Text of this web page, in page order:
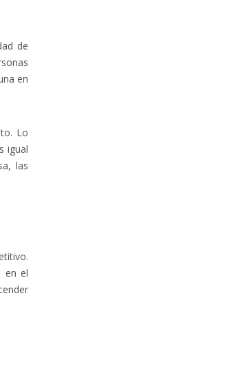
de
en
Lo
igual
las
en el